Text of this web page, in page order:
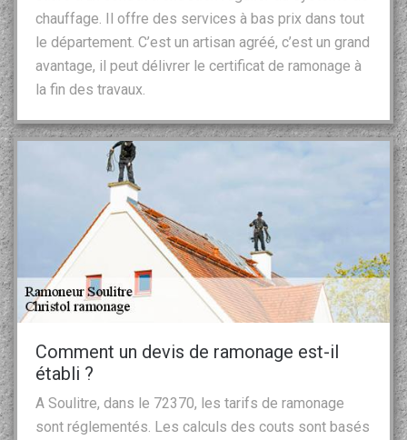
chauffage. Il offre des services à bas prix dans tout
le département. C’est un artisan agréé, c’est un grand
avantage, il peut délivrer le certificat de ramonage à
la fin des travaux.
Comment un devis de ramonage est-il
établi ?
A Soulitre, dans le 72370, les tarifs de ramonage
sont réglementés. Les calculs des couts sont basés